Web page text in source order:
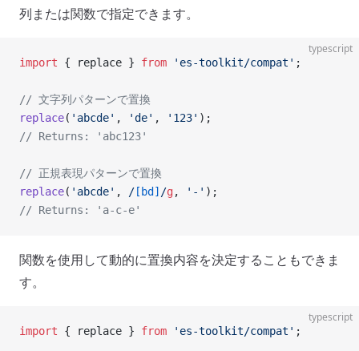
列または関数で指定できます。
typescript
import { replace } from 'es-toolkit/compat' ;
// 文字列パターンで置換
replace( 'abcde' , 'de' , '123' );
// Returns: 'abc123'
// 正規表現パターンで置換
replace( 'abcde' , / [bd] /g, '-' );
// Returns: 'a-c-e'
関数を使用して動的に置換内容を決定することもできま
す。
typescript
import { replace } from 'es-toolkit/compat' ;